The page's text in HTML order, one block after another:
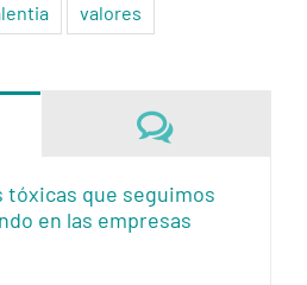
valores
tóxicas que seguimos
en las empresas